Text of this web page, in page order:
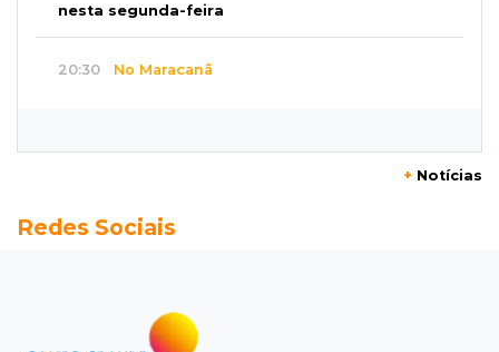
nesta segunda-feira
20:30 No Maracanã
Seleções em MS têm salários de até R$ 8,2 mil;
Jardim Itatiaia
Vigia é amarrado durante roubo de carro e
+ Notícias
Redes Sociais